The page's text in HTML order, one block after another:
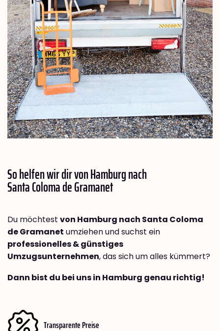
So helfen wir dir von Hamburg nach
Santa Coloma de Gramanet
Du möchtest von Hamburg nach Santa Coloma
de Gramanet umziehen und suchst ein
professionelles & günstiges
Umzugsunternehmen, das sich um alles kümmert?
Dann bist du bei uns in Hamburg genau richtig!
Transparente Preise